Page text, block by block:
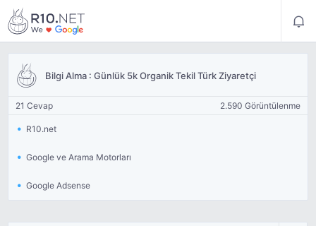
Bilgi Alma : Günlük 5k Organik Tekil Türk Ziyaretçi
21 Cevap 2.590 Görüntülenme
R10.net
Google ve Arama Motorları
Google Adsense